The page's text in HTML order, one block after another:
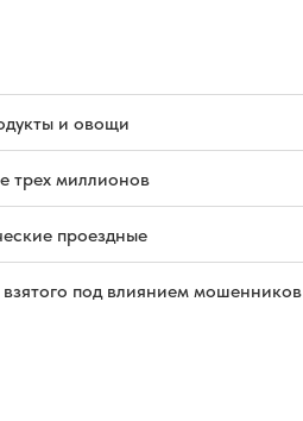
и овощи
трех миллионов
проездные
под влиянием мошенников